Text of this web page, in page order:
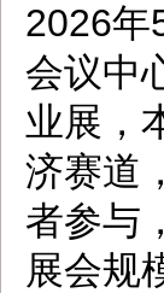
2026年
会议中
业展，
济赛道
者参与
展会规